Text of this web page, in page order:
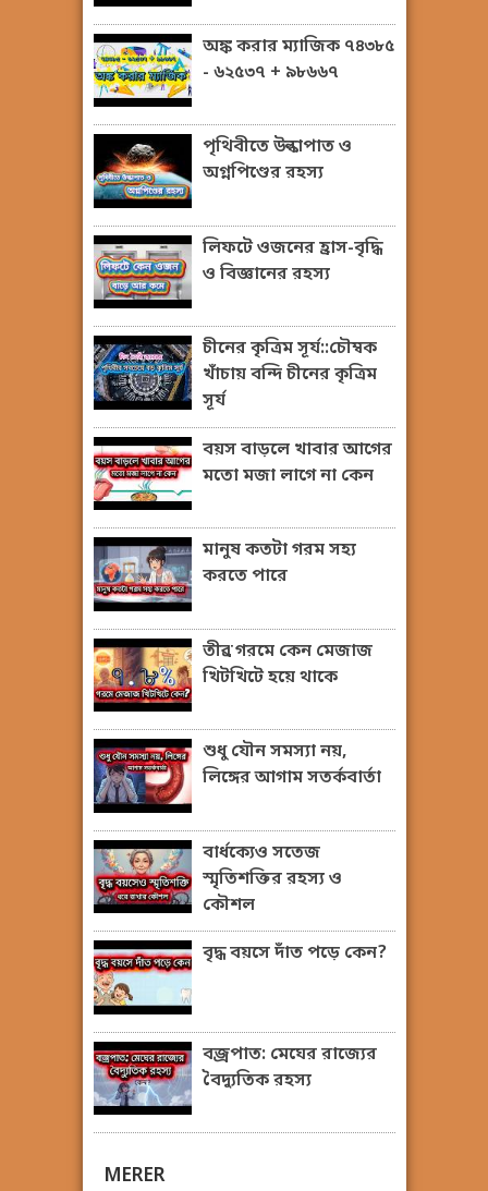
অঙ্ক করার ম্যাজিক ৭৪৩৮৫
- ৬২৫৩৭ + ৯৮৬৬৭
পৃথিবীতে উল্কাপাত ও
অগ্নপিণ্ডের রহস্য
লিফটে ওজনের হ্রাস-বৃদ্ধি
ও বিজ্ঞানের রহস্য
চীনের কৃত্রিম সূর্য::চৌম্বক
খাঁচায় বন্দি চীনের কৃত্রিম
সূর্য
বয়স বাড়লে খাবার আগের
মতো মজা লাগে না কেন
মানুষ কতটা গরম সহ্য
করতে পারে
তীব্র গরমে কেন মেজাজ
খিটখিটে হয়ে থাকে
শুধু যৌন সমস্যা নয়,
লিঙ্গের আগাম সতর্কবার্তা
বার্ধক্যেও সতেজ
স্মৃতিশক্তির রহস্য ও
কৌশল
বৃদ্ধ বয়সে দাঁত পড়ে কেন?
বজ্রপাত: মেঘের রাজ্যের
বৈদ্যুতিক রহস্য
MERER